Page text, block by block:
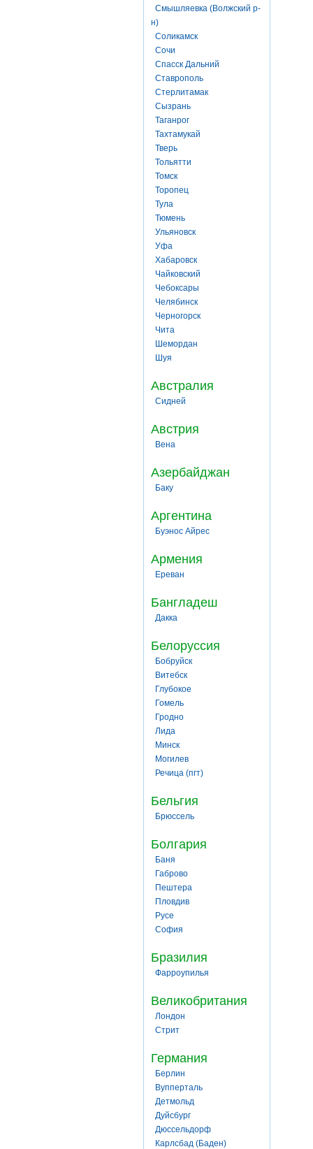
Смышляевка (Волжский р-
н)
Соликамск
Сочи
Спасск Дальний
Ставрополь
Стерлитамак
Сызрань
Таганрог
Тахтамукай
Тверь
Тольятти
Томск
Торопец
Тула
Тюмень
Ульяновск
Уфа
Хабаровск
Чайковский
Чебоксары
Челябинск
Черногорск
Чита
Шемордан
Шуя
Австралия
Сидней
Австрия
Вена
Азербайджан
Баку
Аргентина
Буэнос Айрес
Армения
Ереван
Бангладеш
Дакка
Белоруссия
Бобруйск
Витебск
Глубокое
Гомель
Гродно
Лида
Минск
Могилев
Речица (пгт)
Бельгия
Брюссель
Болгария
Баня
Габрово
Пештера
Пловдив
Русе
София
Бразилия
Фарроупилья
Великобритания
Лондон
Стрит
Германия
Берлин
Вупперталь
Детмольд
Дуйсбург
Дюссельдорф
Карлсбад (Баден)